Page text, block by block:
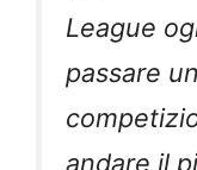
League
passare
andare il